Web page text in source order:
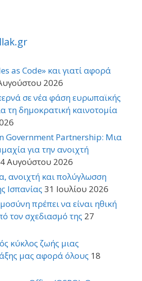
as Code» και γιατί αφορά
2026
σε νέα φάση ευρωπαϊκής
τη δημοκρατική καινοτομία
Government Partnership: Μια
για την ανοιχτή
4 Αυγούστου 2026
ανοιχτή και πολύγλωσση
Ισπανίας 31 Ιουλίου 2026
πρέπει να είναι ηθική
τον σχεδιασμό της 27
κύκλος ζωής μιας
μας αφορά όλους 18